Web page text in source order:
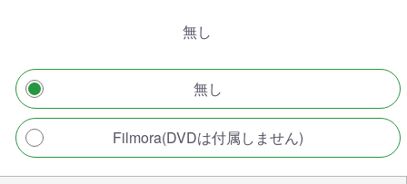
無し
無し
Filmora(DVDは付属しません)